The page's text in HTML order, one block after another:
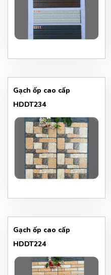
Gạch ốp cao cấp
HDDT234
Gạch ốp cao cấp
HDDT224